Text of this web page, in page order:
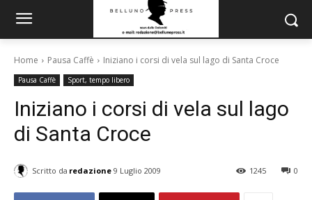
Home Pausa Caffè Iniziano i corsi di vela sul lago di Santa Croce
Pausa Caffè Sport, tempo libero
Iniziano i corsi di vela sul lago
di Santa Croce
Scritto da redazione 9 Luglio 2009 0
1245